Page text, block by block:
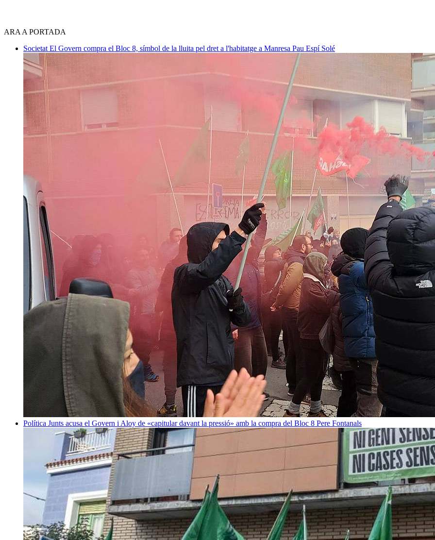
ARA A PORTADA
Societat El Govern compra el Bloc 8, símbol de la lluita pel dret a l'habitatge a Manresa Pau Espí Solé
Política Junts acusa el Govern i Aloy de «capitular davant la pressió» amb la compra del Bloc 8 Pere Fontanals